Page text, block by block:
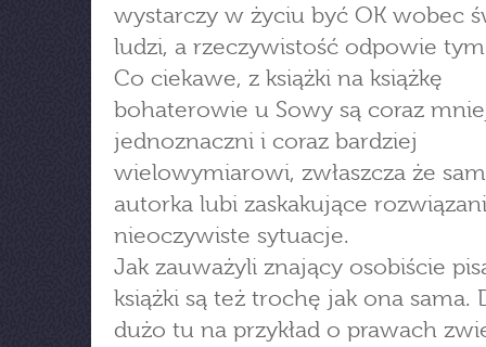
wystarczy w życiu być OK wobec
ludzi, a rzeczywistość odpowie
Co ciekawe, z książki na książkę
bohaterowie u Sowy są coraz
jednoznaczni i coraz bardziej
wielowymiarowi, zwłaszcza że
autorka lubi zaskakujące
nieoczywiste sytuacje.
Jak zauważyli znający osobiście
książki są też trochę jak ona sama.
dużo tu na przykład o prawach